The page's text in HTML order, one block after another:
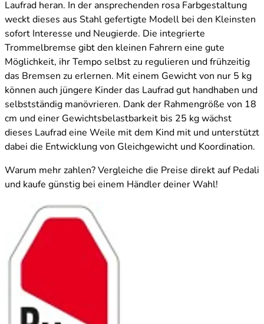
Laufrad heran. In der ansprechenden rosa Farbgestaltung
weckt dieses aus Stahl gefertigte Modell bei den Kleinsten
sofort Interesse und Neugierde. Die integrierte
Trommelbremse gibt den kleinen Fahrern eine gute
Möglichkeit, ihr Tempo selbst zu regulieren und frühzeitig
das Bremsen zu erlernen. Mit einem Gewicht von nur 5 kg
können auch jüngere Kinder das Laufrad gut handhaben und
selbstständig manövrieren. Dank der Rahmengröße von 18
cm und einer Gewichtsbelastbarkeit bis 25 kg wächst
dieses Laufrad eine Weile mit dem Kind mit und unterstützt
dabei die Entwicklung von Gleichgewicht und Koordination.
Warum mehr zahlen? Vergleiche die Preise direkt auf Pedali
und kaufe günstig bei einem Händler deiner Wahl!